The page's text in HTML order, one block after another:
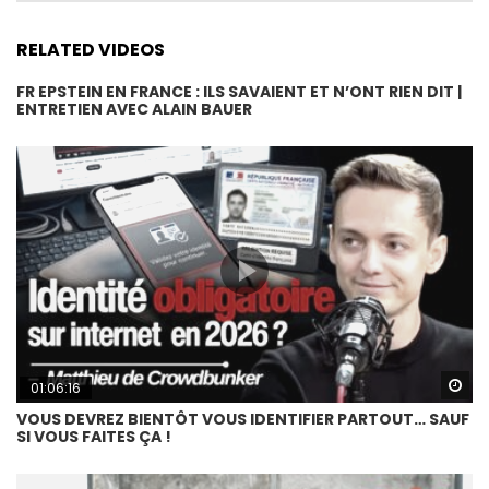
RELATED VIDEOS
FR EPSTEIN EN FRANCE : ILS SAVAIENT ET N’ONT RIEN DIT |
ENTRETIEN AVEC ALAIN BAUER
01:06:16
VOUS DEVREZ BIENTÔT VOUS IDENTIFIER PARTOUT… SAUF
SI VOUS FAITES ÇA !